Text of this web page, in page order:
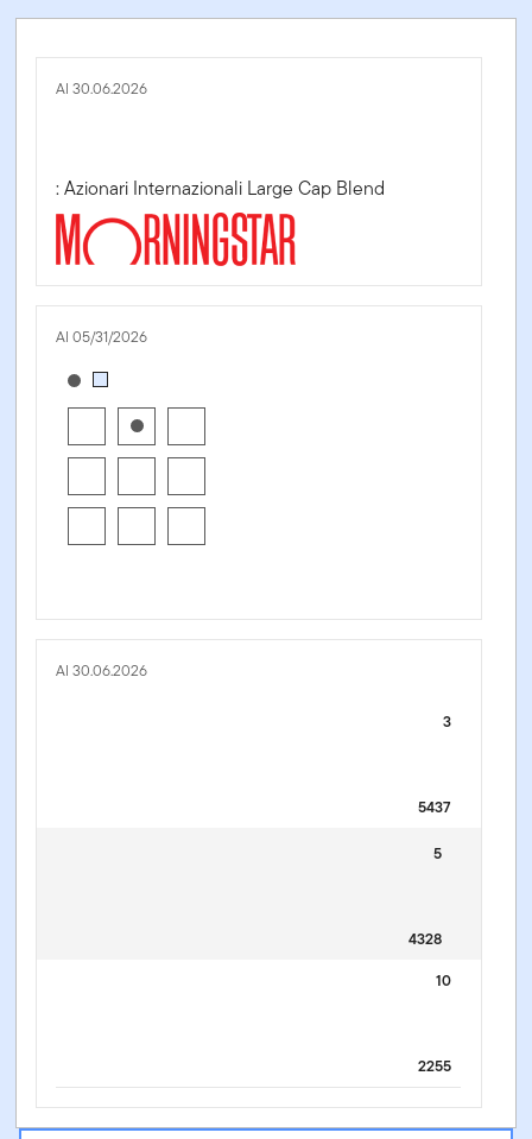
Al 30.06.2026
: Azionari Internazionali Large Cap Blend
Al 05/31/2026
[products.morningstar-stylebox-title-sr-equity]
Al 30.06.2026
3
5437
5
4328
10
2255